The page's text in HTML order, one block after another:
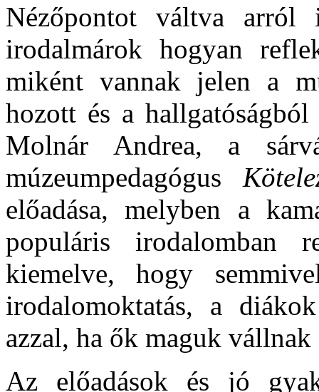
Nézőpontot váltva
irodalmárok hogyan
miként vannak jelen a
hozott és a
Molnár Andrea, a
múzeumpedagógus
előadása, melyben a
populáris irodalomban
kiemelve, hogy
irodalomoktatás, a
azzal, ha ők maguk
Az előadások és jó